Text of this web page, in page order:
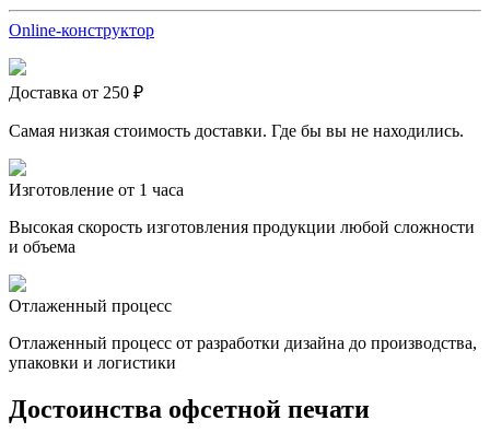
Online-конструктор
Доставка от 250 ₽
Самая низкая стоимость доставки. Где бы вы не находились.
Изготовление от 1 часа
Высокая скорость изготовления продукции любой сложности
и объема
Отлаженный процесс
Отлаженный процесс от разработки дизайна до производства,
упаковки и логистики
Достоинства офсетной печати